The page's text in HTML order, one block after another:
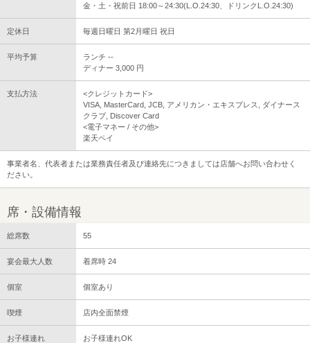
金・土・祝前日 18:00～24:30(L.O.24:30、ドリンクL.O.24:30)
定休日 毎週日曜日 第2月曜日 祝日
平均予算
ランチ --
ディナー 3,000 円
支払方法
<クレジットカード>
VISA, MasterCard, JCB, アメリカン・エキスプレス, ダイナース
クラブ, Discover Card
<電子マネー / その他>
楽天ペイ
事業者名、代表者または業務責任者及び連絡先につきましては店舗へお問い合わせく
ださい。
席・設備情報
総席数 55
宴会最大人数 着席時 24
個室 個室あり
喫煙 店内全面禁煙
お子様連れ お子様連れOK